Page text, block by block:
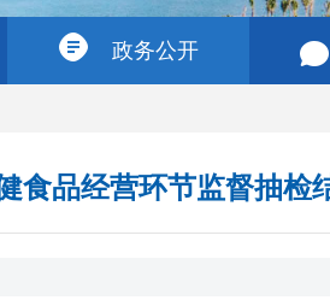
政务公开
食品经营环节监督抽检